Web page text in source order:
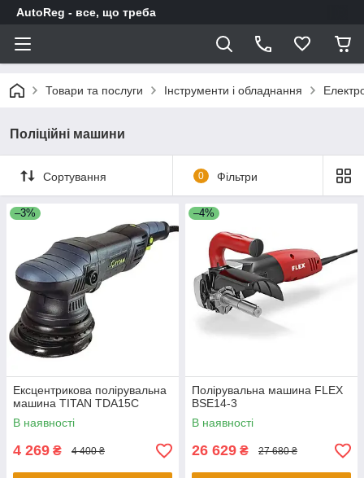
AutoReg - все, що треба
Товари та послуги Інструменти і обладнання
Поліційні машини
Сортування 0 Фільтри
–3%
Ексцентрикова полірувальна
машина TITAN TDA15C
В наявності
4 269 ₴ 4 400 ₴
–4%
Полірувальна машина FLEX
BSE14-3
В наявності
26 629 ₴ 27 680 ₴